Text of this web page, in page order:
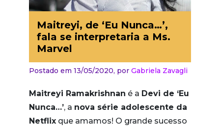
Maitreyi, de ‘Eu Nunca…’,
fala se interpretaria a Ms.
Marvel
Postado em 13/05/2020, por Gabriela Zavagli
Maitreyi Ramakrishnan é a Devi de ‘Eu
Nunca…’, a nova série adolescente da
Netflix que amamos! O grande sucesso